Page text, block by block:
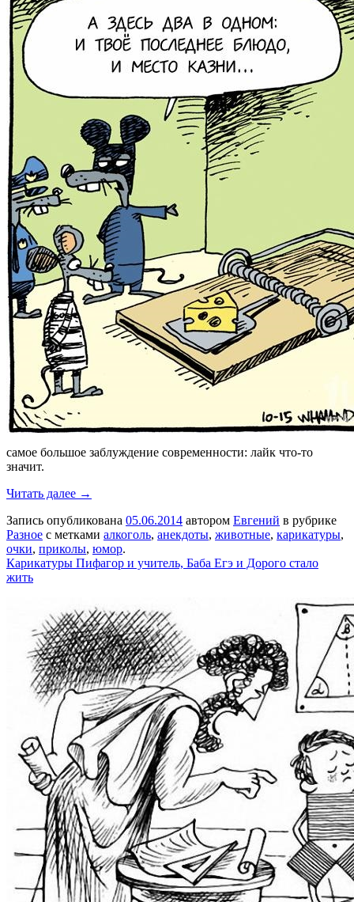
самое большое заблуждение современности: лайк что-то
значит.
Читать далее →
Запись опубликована 05.06.2014 автором Евгений в рубрике
Разное с метками алкоголь, анекдоты, животные, карикатуры,
очки, приколы, юмор.
Карикатуры Пифагор и учитель, Баба Егэ и Дорого стало
жить